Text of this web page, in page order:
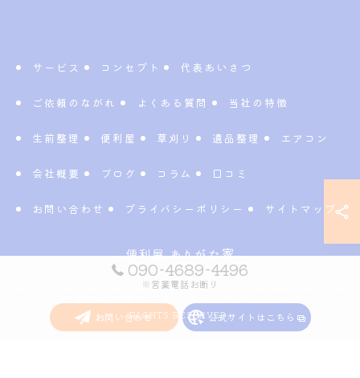
090-4689-4496
※営業電話お断り
お問い合わせ 公式サイトはこちら
サービス コンセプト 代表あいさつ
ご依頼のながれ よくある質問 当社の特徴
生前整理 便利屋 草刈り 遺品整理 エアコン
会社概要 ブログ コラム 口コミ
お問い合わせ プライバシーポリシー サイトマップ
RIGHTS RESERVED.